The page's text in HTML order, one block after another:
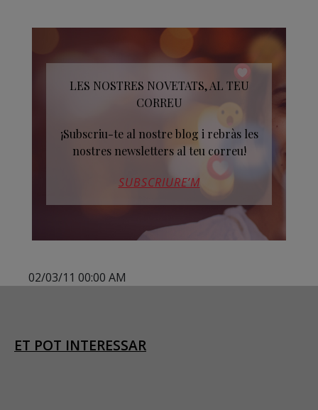
LES NOSTRES NOVETATS, AL TEU
CORREU
¡Subscriu-te al nostre blog i rebràs les
nostres newsletters al teu correu!
SUBSCRIURE’M
02/03/11 00:00 AM
ET POT INTERESSAR